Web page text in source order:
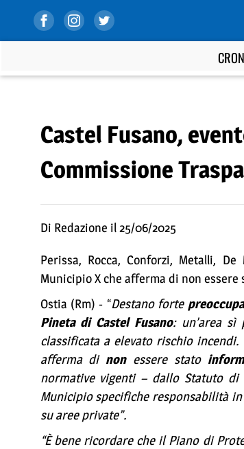
Castel Fusano,
Commissione
Di Redazione il 25/06/2025
Perissa, Rocca, Conforzi, Metalli,
Municipio X che afferma di non
Ostia (Rm) - “Destano forte
Pineta di Castel Fusano: un’area sì
classificata a elevato rischio
afferma di non essere stato
normative vigenti – dallo Statuto di
Municipio specifiche responsabilità
su aree private”.
“È bene ricordare che il Piano di